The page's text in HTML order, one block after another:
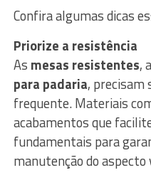
Confira algumas dicas
Priorize a resistência
As mesas resistentes,
para padaria, precisam
frequente. Materiais
acabamentos que
fundamentais para
manutenção do